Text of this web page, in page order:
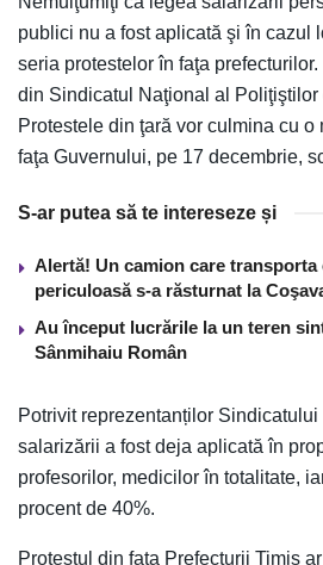
publici nu a fost aplicată şi în cazul
seria protestelor în faţa
din Sindicatul Naţional al Poliţiştilor
Protestele din ţară vor culmina cu o
faţa Guvernului, pe 17 decembrie,
S-ar putea să te intereseze și
Alertă! Un camion care transporta
periculoasă s-a răsturnat la
Au început lucrările la un teren
Sânmihaiu Român
Potrivit reprezentanților
salarizării a fost deja aplicată în
profesorilor, medicilor în totalitate,
procent de 40%.
Protestul din fața Prefecturii Timiș